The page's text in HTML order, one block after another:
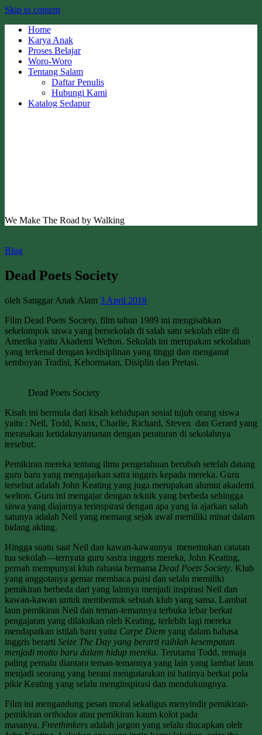
Skip to content
Home
Karya Anak
Proses Belajar
Woro-Woro
Tentang Salam
Daftar Penulis
Hubungi Kami
Katalog Sedapur
We Make The Road by Walking
Blog
Dead Poets Society
oleh Sanggar Anak Alam 3 April 2018
Film Dead Poets Society, film tahun 1989 ini mengisahkan
sekelompok siswa yang bersekolah di salah satu sekolah elite di
Amerika yaitu Akademi Welton. Sekolah ini merupakan sekolahan
yang terkenal dengan kedisiplinan yang tinggi dan menganut
semboyan Tradisi, Kehormatan, Disiplin dan Pretasi.
Dead Poets Society
Kisah ini bermula dari kisah kehidupan sosial tujuh orang siswa
yaitu : Neil, Todd, Knox, Charlie, Richard, Steven dan Gerard yang
merasakan ketidaknyamanan dengan peraturan di sekolahnya
tersebut.
Pemikiran mereka tentang ilmu pengetahuan berubah setelah datang
guru baru yang mengajarkan satra inggris kepada mereka. Guru
tersebut adalah John Keating yang juga merupakan alumni akademi
welton. Guru ini mengajar dengan teknik yang berbeda sehingga
siswa yang diajarnya terinspirasi dengan apa yang ia ajarkan salah
satunya adalah Neil yang memang sejak awal memiliki minat dalam
bidang akting.
Hingga suatu saat Neil dan kawan-kawannya menemukan catatan
tua sekolah—ternyata guru sastra inggris mereka, John Keating,
pernah mempunyai klub rahasia bernama Dead Poets Society. Klub
yang anggotanya gemar membaca puisi dan selalu memiliki
pemikiran berbeda dari yang lainnya menjadi inspirasi Neil dan
kawan-kawan untuk membentuk sebuah klub yang sama. Lambat
laun pemikiran Neil dan teman-temannya terbuka lebar berkat
pengajaran yang dilakukan oleh Keating, terlebih lagi mereka
mendapatkan istilah baru yaitu Carpe Diem yang dalam bahasa
inggris berarti Seize The Day yang berarti raihlah kesempatan
menjadi motto baru dalam hidup mereka. Terutama Todd, remaja
paling pemalu diantara teman-temannya yang lain yang lambat laun
menjadi seorang yang berani mengutarakan isi hatinya berkat pola
pikir Keating yang selalu menginspirasi dan mendukungnya.
Film ini mengandung pesan moral sekaligus menyindir pemikiran-
pemikiran orthodox atau pemikiran kaum kolot pada
masanya. Freethinkers adalah jargon yang selalu diucapkan oleh